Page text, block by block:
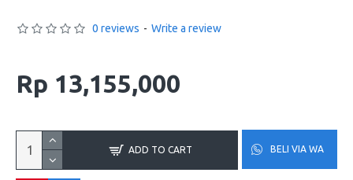
0 reviews - Write a review
Rp 13,155,000
ADD TO CART BELI VIA WA